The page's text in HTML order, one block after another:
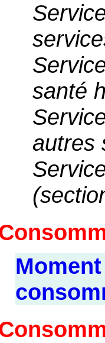
santé
autres